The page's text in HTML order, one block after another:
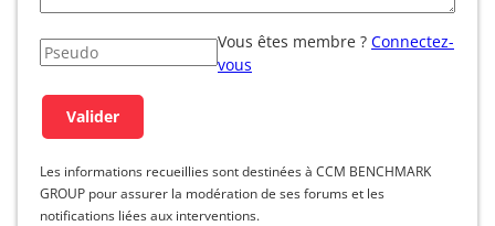
Vous êtes membre ? Connectez-
vous
Les informations recueillies sont destinées à CCM BENCHMARK
GROUP pour assurer la modération de ses forums et les
notifications liées aux interventions.